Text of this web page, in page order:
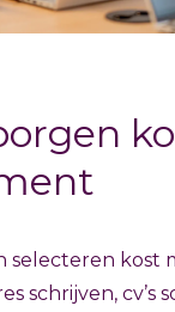
selecteren kost
schrijven, cv’s